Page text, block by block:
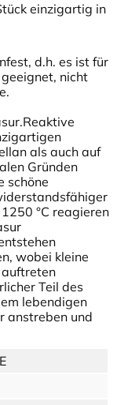
einzigartig in
d.h. es ist für
nicht
als auch auf
Gründen
schöne
°C reagieren
wobei kleine
auftreten
Teil des
lebendigen
anstreben und